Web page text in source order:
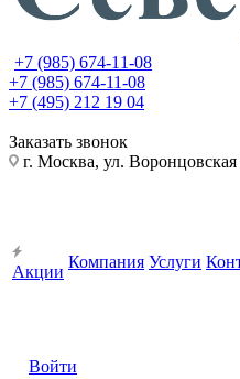
+7 (985) 674-11-08
+7 (985) 674-11-08
+7 (495) 212 19 04
Заказать звонок
г. Москва, ул.
Акции
Компания Услуги
Войти